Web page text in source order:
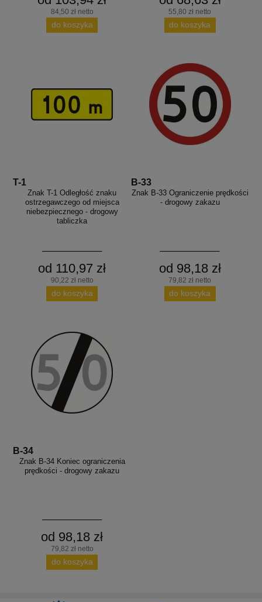
84,50 zł netto
do koszyka
55,80 zł netto
do koszyka
T-1
Znak T-1 Odległość znaku
ostrzegawczego od miejsca
niebezpiecznego - drogowy
tabliczka
od 110,97 zł
90,22 zł netto
do koszyka
B-33
Znak B-33 Ograniczenie prędkości
- drogowy zakazu
od 98,18 zł
79,82 zł netto
do koszyka
B-34
Znak B-34 Koniec ograniczenia
prędkości - drogowy zakazu
od 98,18 zł
79,82 zł netto
do koszyka